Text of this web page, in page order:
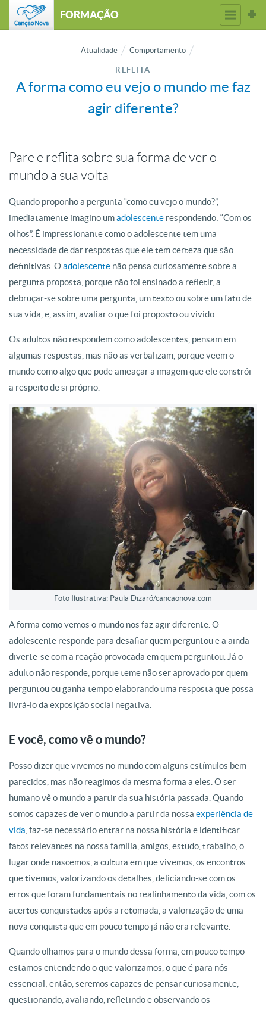
FORMAÇÃO
Atualidade Comportamento
REFLITA
A forma como eu vejo o mundo me faz
agir diferente?
Pare e reflita sobre sua forma de ver o
mundo a sua volta
Quando proponho a pergunta “como eu vejo o mundo?”,
imediatamente imagino umadolescente respondendo: “Com os
olhos”. É impressionante como o adolescente tem uma
necessidade de dar respostas que ele tem certeza que são
definitivas. Oadolescente não pensa curiosamente sobre a
pergunta proposta, porque não foi ensinado a refletir, a
debruçar-se sobre uma pergunta, um texto ou sobre um fato de
sua vida, e, assim, avaliar o que foi proposto ou vivido.
Os adultos não respondem como adolescentes, pensam em
algumas respostas, mas não as verbalizam, porque veem o
mundo como algo que pode ameaçar a imagem que ele constrói
a respeito de si próprio.
Foto Ilustrativa: Paula Dizaró/cancaonova.com
A forma como vemos o mundo nos faz agir diferente. O
adolescente responde para desafiar quem perguntou e a ainda
diverte-se com a reação provocada em quem perguntou. Já o
adulto não responde, porque teme não ser aprovado por quem
perguntou ou ganha tempo elaborando uma resposta que possa
livrá-lo da exposição social negativa.
E você, como vê o mundo?
Posso dizer que vivemos no mundo com alguns estímulos bem
parecidos, mas não reagimos da mesma forma a eles. O ser
humano vê o mundo a partir da sua história passada. Quando
somos capazes de ver o mundo a partir da nossa experiência de
vida , faz-se necessário entrar na nossa história e identificar
fatos relevantes na nossa família, amigos, estudo, trabalho, o
lugar onde nascemos, a cultura em que vivemos, os encontros
que tivemos, valorizando os detalhes, deliciando-se com os
erros que foram fundamentais no realinhamento da vida, com os
acertos conquistados após a retomada, a valorização de uma
nova conquista que em pouco tempo já não era relevante.
Quando olhamos para o mundo dessa forma, em pouco tempo
estamos entendendo o que valorizamos, o que é para nós
essencial; então, seremos capazes de pensar curiosamente,
questionando, avaliando, refletindo e observando os